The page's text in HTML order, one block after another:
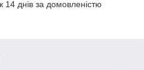
днів за домовленістю